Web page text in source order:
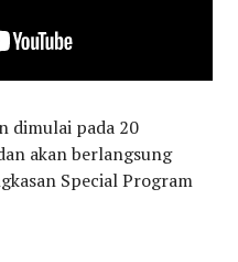
dimulai pada 20
akan berlangsung
Special Program